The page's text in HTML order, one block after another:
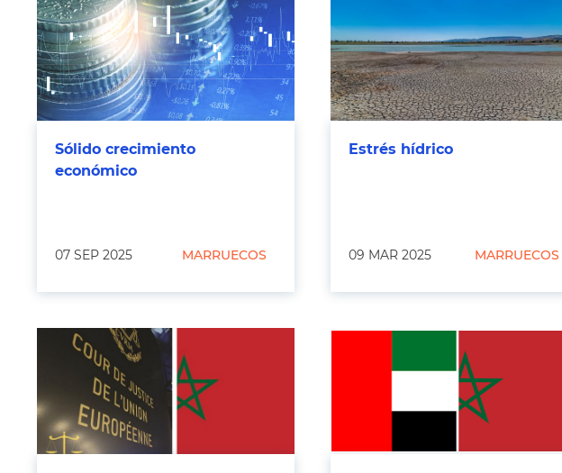
Sólido crecimiento
económico
07 SEP 2025 MARRUECOS
Estrés hídrico
09 MAR 2025 MARRUECOS